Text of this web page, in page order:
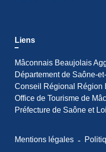
Liens
Mâconnais Beaujolais
Département de Saône-
Conseil Régional Région
Office de Tourisme de
Préfecture de Saône et
Mentions légales -